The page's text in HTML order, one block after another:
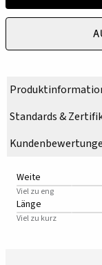
Standards &
Weite
Viel zu eng
Länge
Viel zu kurz